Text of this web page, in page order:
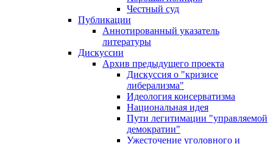
Честный суд
Публикации
Аннотированный указатель
литературы
Дискуссии
Архив предыдущего проекта
Дискуссия о "кризисе
либерализма"
Идеология консерватизма
Национальная идея
Пути легитимации "управляемой
демократии"
Ужесточение уголовного и